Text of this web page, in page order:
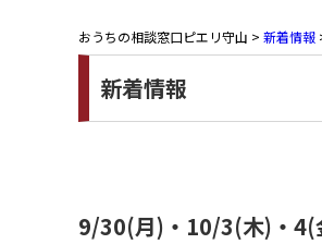
おうちの相談窓口ピエリ守山 > 新着情報
新着情報
9/30(月)・10/3(木)・4(